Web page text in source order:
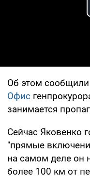
Об этом
Офис
занимается
Сейчас Яковенко
"прямые
на самом деле он
более 100 км от